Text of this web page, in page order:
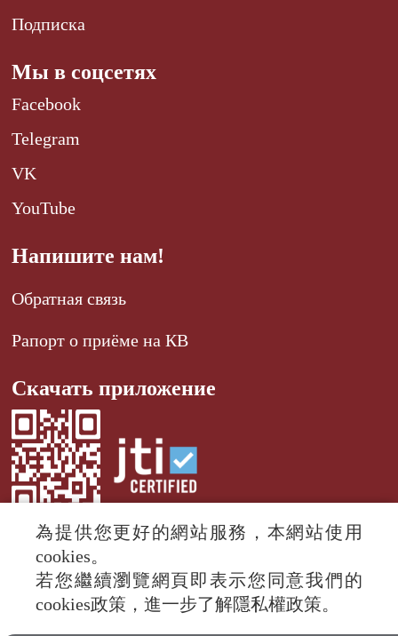
Подписка
Мы в соцсетях
Facebook
Telegram
VK
YouTube
Напишите нам!
Обратная связь
Рапорт о приёме на КВ
Скачать приложение
© 2024 RTI (Radio Taiwan International).
All rights reserved.
為提供您更好的網站服務，本網站使用
cookies。
若您繼續瀏覽網頁即表示您同意我們的
cookies政策，進一步了解隱私權政策。